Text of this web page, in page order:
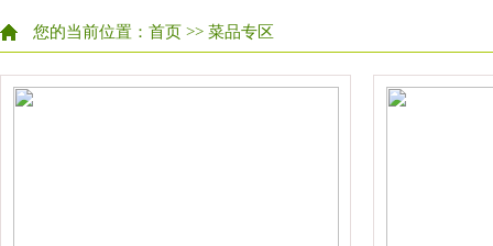
您的当前位置： 首页 >> 菜品专区